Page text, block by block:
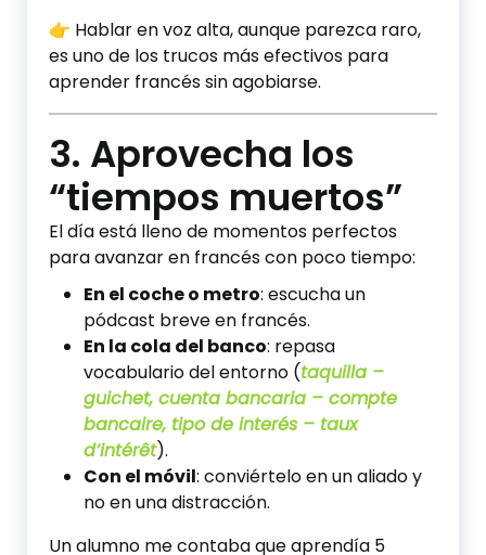
👉 Hablar en voz alta, aunque parezca raro,
es uno de los trucos más efectivos para
aprender francés sin agobiarse.
3. Aprovecha los
“tiempos muertos”
El día está lleno de momentos perfectos
para avanzar en francés con poco tiempo:
En el coche o metro: escucha un
pódcast breve en francés.
En la cola del banco: repasa
vocabulario del entorno (taquilla –
guichet, cuenta bancaria – compte
bancaire, tipo de interés – taux
d’intérêt).
Con el móvil: conviértelo en un aliado y
no en una distracción.
Un alumno me contaba que aprendía 5